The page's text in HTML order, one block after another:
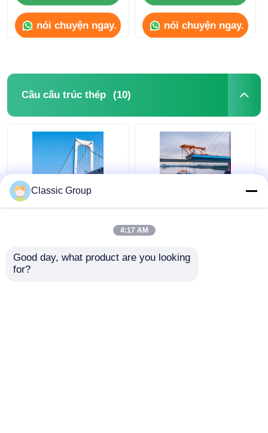
nói chuyện ngay. nói chuyện ngay.
Cầu cấu trúc thép (10)
Q420B Cấu trúc thép
vạch được chế tạo
sẵn
được chế tạo sẵn bên
ngoài ODM
Classic Group
4:17 AM
Good day, what product are you looking
for?